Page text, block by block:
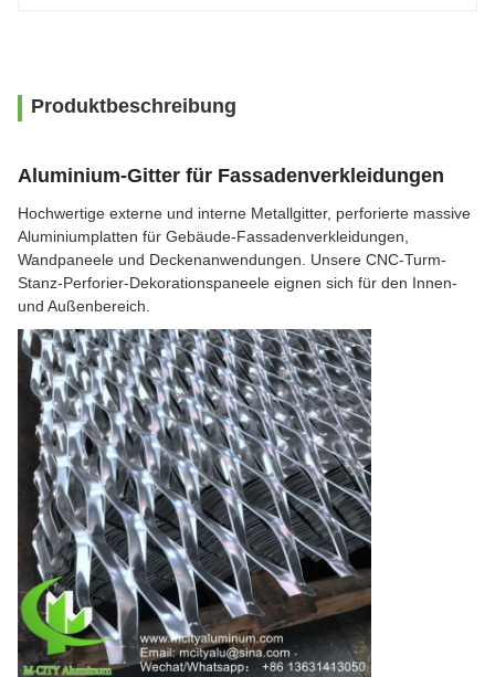
Produktbeschreibung
Aluminium-Gitter für Fassadenverkleidungen
Hochwertige externe und interne Metallgitter, perforierte massive
Aluminiumplatten für Gebäude-Fassadenverkleidungen,
Wandpaneele und Deckenanwendungen. Unsere CNC-Turm-
Stanz-Perforier-Dekorationspaneele eignen sich für den Innen-
und Außenbereich.